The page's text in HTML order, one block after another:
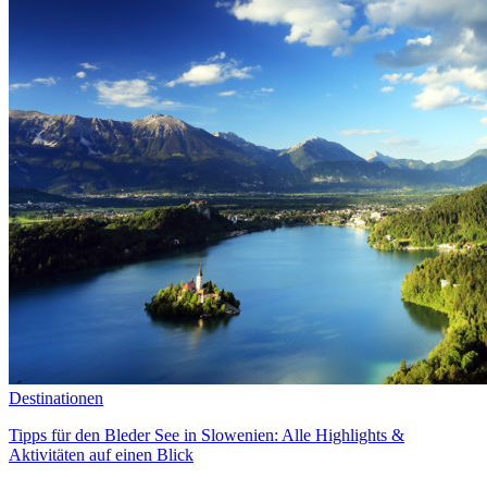
Destinationen
Tipps für den Bleder See in Slowenien: Alle Highlights &
Aktivitäten auf einen Blick